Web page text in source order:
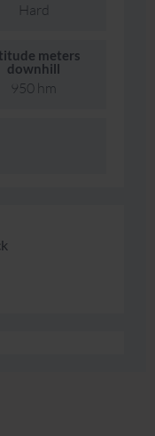
Hard
meters
downhill
950 hm